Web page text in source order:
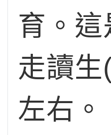
育。
走讀
左右。